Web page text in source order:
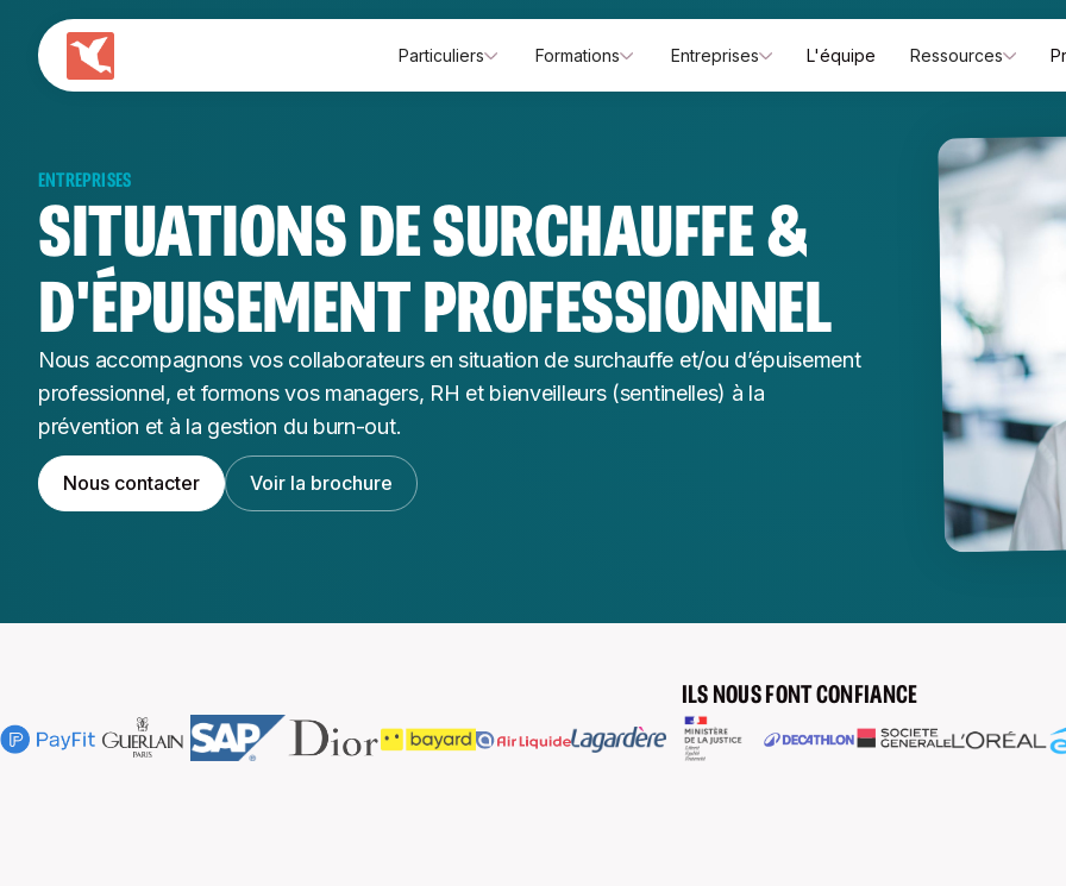
Particuliers Formations Entreprises L'équipe Ressources
ENTREPRISES
SITUATIONS DE SURCHAUFFE &
D'ÉPUISEMENT PROFESSIONNEL
Nous accompagnons vos collaborateurs en situation de surchauffe et/ou d’épuisement
professionnel, et formons vos managers, RH et bienveilleurs (sentinelles) à la
prévention et à la gestion du burn-out.
Nous contacter Voir la brochure
ILS NOUS FONT CONFIANCE